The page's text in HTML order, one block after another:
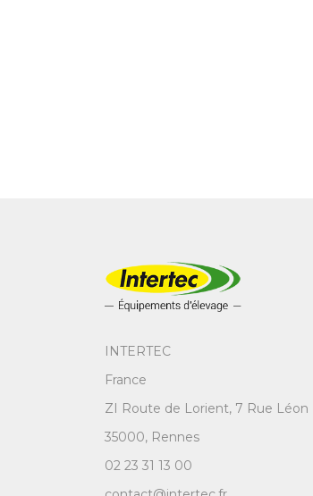
INTERTEC
France
ZI Route de Lorient, 7 Rue
35000, Rennes
02 23 31 13 00